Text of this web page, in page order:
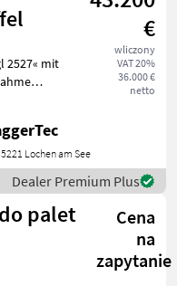
€
wliczony
VAT 20%
36.000 €
netto
2527« mit
und
Hub Höhe:
26
5221 Lochen am See
Dealer Premium Plus
palet
Easy
Cena
na
zapytanie